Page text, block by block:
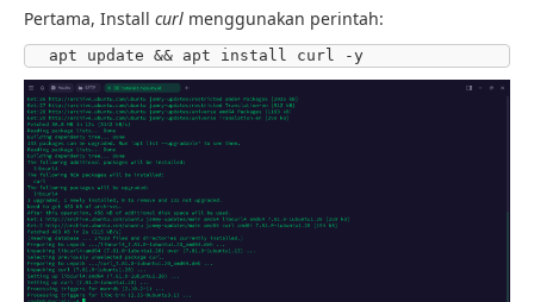
Pertama, Install curl menggunakan perintah:
apt update && apt install curl -y